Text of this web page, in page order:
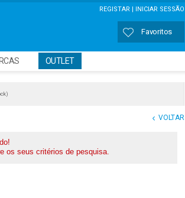
REGISTAR | INICIAR SESSÃO
Favoritos
OUTLET
VOLTAR
os seus critérios de pesquisa.